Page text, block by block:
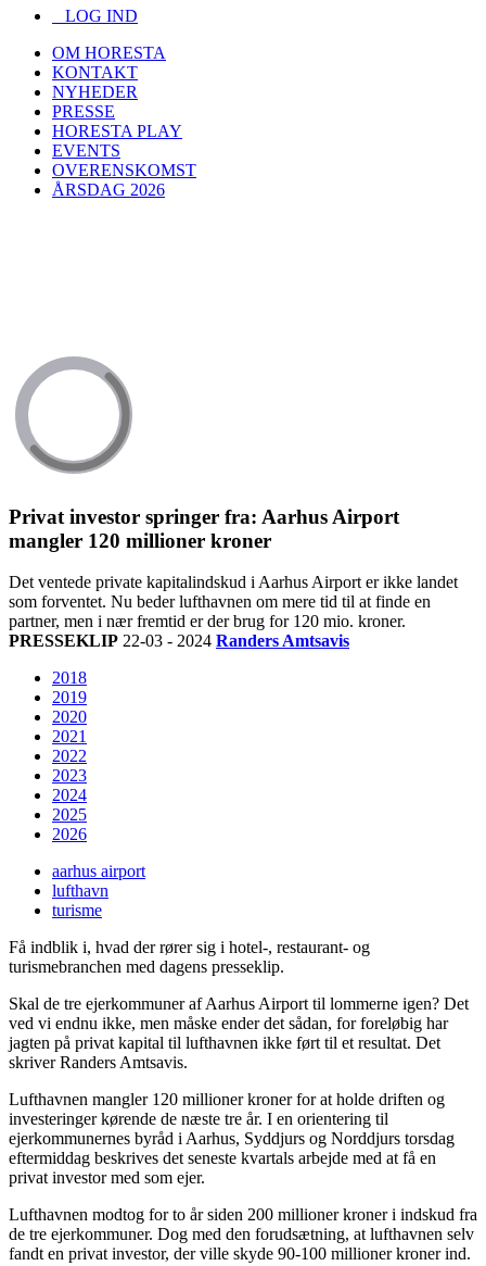
LOG IND
OM HORESTA
KONTAKT
NYHEDER
PRESSE
HORESTA PLAY
EVENTS
OVERENSKOMST
ÅRSDAG 2026
Privat investor springer fra: Aarhus Airport
mangler 120 millioner kroner
Det ventede private kapitalindskud i Aarhus Airport er ikke landet
som forventet. Nu beder lufthavnen om mere tid til at finde en
partner, men i nær fremtid er der brug for 120 mio. kroner.
PRESSEKLIP 22-03 - 2024 Randers Amtsavis
2018
2019
2020
2021
2022
2023
2024
2025
2026
aarhus airport
lufthavn
turisme
Få indblik i, hvad der rører sig i hotel-, restaurant- og
turismebranchen med dagens presseklip.
Skal de tre ejerkommuner af Aarhus Airport til lommerne igen? Det
ved vi endnu ikke, men måske ender det sådan, for foreløbig har
jagten på privat kapital til lufthavnen ikke ført til et resultat. Det
skriver Randers Amtsavis.
Lufthavnen mangler 120 millioner kroner for at holde driften og
investeringer kørende de næste tre år. I en orientering til
ejerkommunernes byråd i Aarhus, Syddjurs og Norddjurs torsdag
eftermiddag beskrives det seneste kvartals arbejde med at få en
privat investor med som ejer.
Lufthavnen modtog for to år siden 200 millioner kroner i indskud fra
de tre ejerkommuner. Dog med den forudsætning, at lufthavnen selv
fandt en privat investor, der ville skyde 90-100 millioner kroner ind.